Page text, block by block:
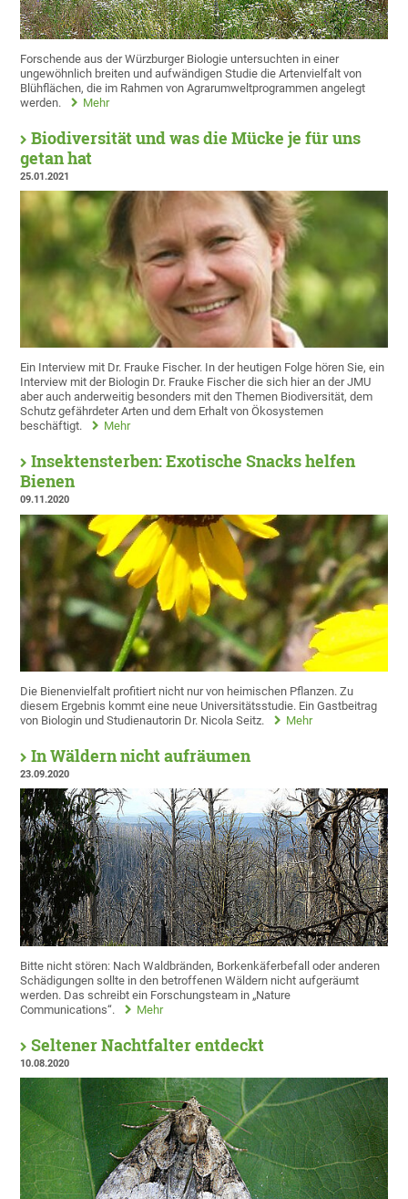
Forschende aus der Würzburger Biologie untersuchten in einer
ungewöhnlich breiten und aufwändigen Studie die Artenvielfalt von
Blühflächen, die im Rahmen von Agrarumweltprogrammen angelegt
werden.
Mehr
Biodiversität und was die Mücke je für uns
getan hat
25.01.2021
Ein Interview mit Dr. Frauke Fischer. In der heutigen Folge hören Sie, ein
Interview mit der Biologin Dr. Frauke Fischer die sich hier an der JMU
aber auch anderweitig besonders mit den Themen Biodiversität, dem
Schutz gefährdeter Arten und dem Erhalt von Ökosystemen
beschäftigt.
Mehr
Insektensterben: Exotische Snacks helfen
Bienen
09.11.2020
Die Bienenvielfalt profitiert nicht nur von heimischen Pflanzen. Zu
diesem Ergebnis kommt eine neue Universitätsstudie. Ein Gastbeitrag
von Biologin und Studienautorin Dr. Nicola Seitz.
Mehr
In Wäldern nicht aufräumen
23.09.2020
Bitte nicht stören: Nach Waldbränden, Borkenkäferbefall oder anderen
Schädigungen sollte in den betroffenen Wäldern nicht aufgeräumt
werden. Das schreibt ein Forschungsteam in „Nature
Communications“.
Mehr
Seltener Nachtfalter entdeckt
10.08.2020